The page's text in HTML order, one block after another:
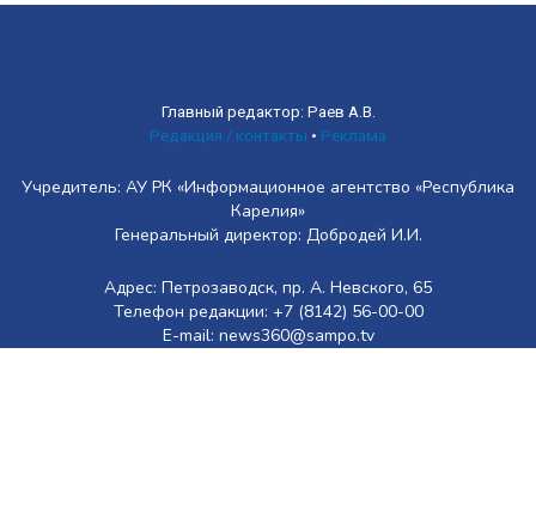
Главный редактор: Раев А.В.
Редакция / контакты • Реклама
Учредитель: АУ РК «Информационное агентство «Республика
Карелия»
Генеральный директор: Добродей И.И.
Адрес: Петрозаводск, пр. А. Невского, 65
Телефон редакции: +7 (8142) 56-00-00
E-mail: news360@sampo.tv